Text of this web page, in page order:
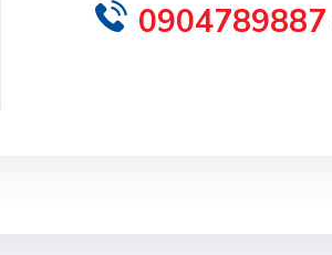
0904789887